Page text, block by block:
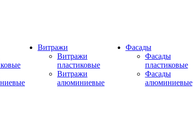
Витражи
Витражи
пластиковые
Витражи
алюминиевые
Фасады
Фасады
пластиковые
Фасады
алюминиевые